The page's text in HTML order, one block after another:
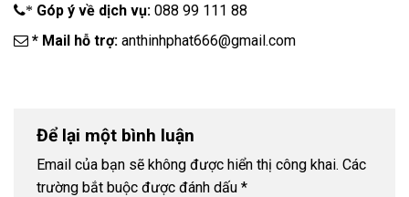
* Góp ý về dịch vụ: 088 99 111 88
* Mail hỗ trợ: anthinhphat666@gmail.com
Để lại một bình luận
Email của bạn sẽ không được hiển thị công khai. Các
trường bắt buộc được đánh dấu *